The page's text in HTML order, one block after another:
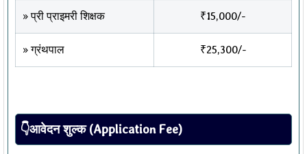
» प्री प्राइमरी शिक्षक ₹15,000/-
» ग्रंथपाल ₹25,300/-
👇आवेदन शुल्क (Application Fee)